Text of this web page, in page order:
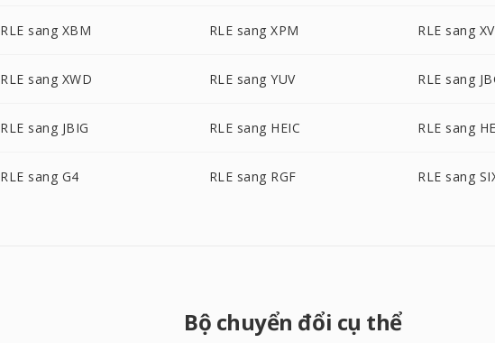
RLE sang XBM RLE sang XPM RLE sang XV
RLE sang XWD RLE sang YUV RLE sang
RLE sang JBIG RLE sang HEIC RLE sang
RLE sang G4 RLE sang RGF RLE sang
Bộ chuyển đổi cụ thể